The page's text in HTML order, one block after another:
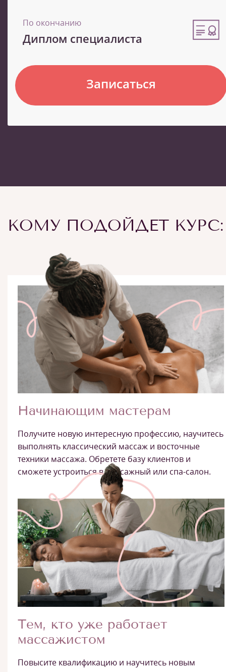
По окончанию
Диплом специалиста
Записаться
КОМУ ПОДОЙДЕТ КУРС:
Начинающим мастерам
Получите новую интересную профессию, научитесь
выполнять классический массаж и восточные
техники массажа. Обретете базу клиентов и
сможете устроиться в массажный или спа-салон.
Тем, кто уже работает
массажистом
Повысите квалификацию и научитесь новым